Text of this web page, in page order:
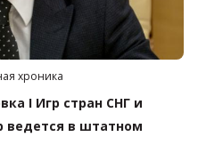
хроника
I Игр стран СНГ и
ведется в штатном